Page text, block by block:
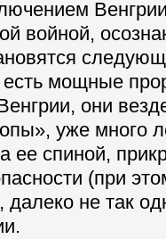
войной,
мощные
они
уже много
ее спиной,
(при
не так